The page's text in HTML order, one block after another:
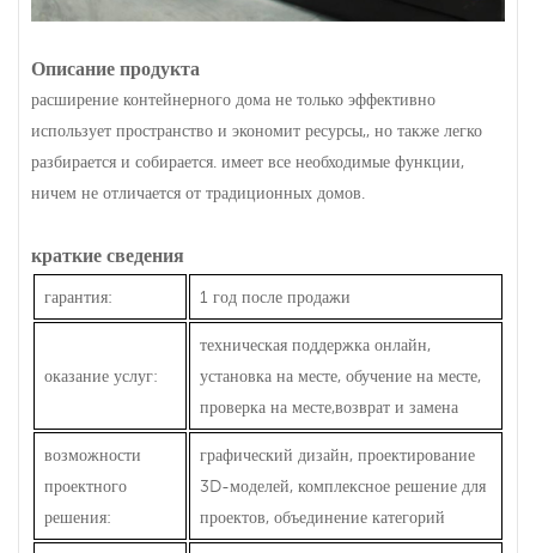
Описание продукта
расширение контейнерного дома не только эффективно
использует пространство и экономит ресурсы,, но также легко
разбирается и собирается. имеет все необходимые функции,
ничем не отличается от традиционных домов.
краткие сведения
гарантия: 1 год после продажи
оказание услуг:
техническая поддержка онлайн,
установка на месте, обучение на месте,
проверка на месте,возврат и замена
возможности
проектного
решения:
графический дизайн, проектирование
3D-моделей, комплексное решение для
проектов, объединение категорий